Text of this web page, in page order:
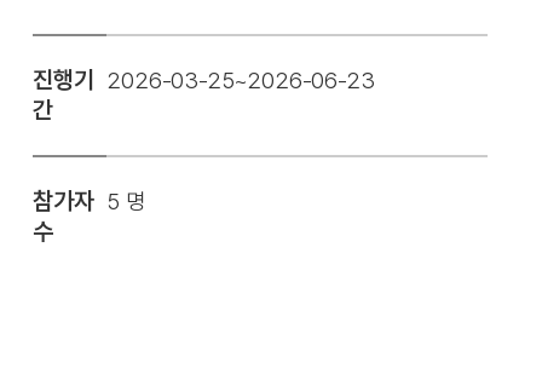
진행기
간
2026-03-25~2026-06-23
참가자
수
5 명